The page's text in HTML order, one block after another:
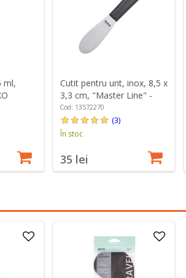
ml,
Cutit pentru unt, inox, 8,5 x
3,3 cm, "Master Line" -
Westmark
Cod: 13572270
(3)
În stoc
35 lei